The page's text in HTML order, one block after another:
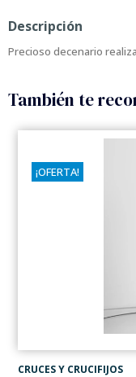
Descripción
Precioso decenario
También te
¡OFERTA!
CRUCES Y CRUCIFIJOS